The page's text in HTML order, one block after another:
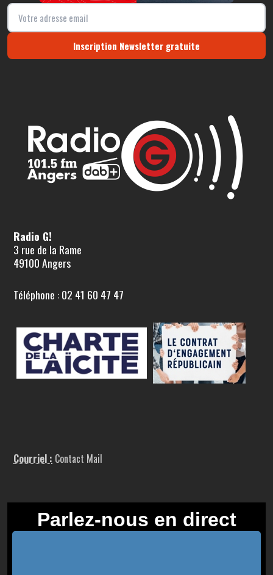
Inscription Newsletter gratuite
Radio G!
3 rue de la Rame
49100 Angers
Téléphone : 02 41 60 47 47
Courriel : Contact Mail